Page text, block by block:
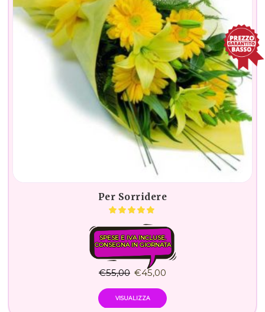
Per Sorridere
SPESE E IVA INCLUSE.
CONSEGNA IN GIORNATA
€55,00 €45,00
VISUALIZZA